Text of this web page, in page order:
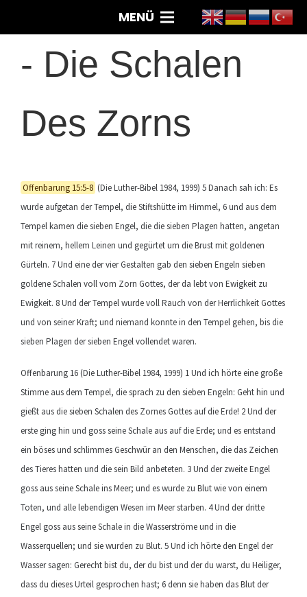
MENÜ
- Die Schalen
Des Zorns
Offenbarung 15:5-8 (Die Luther-Bibel 1984, 1999) 5 Danach sah ich: Es
wurde aufgetan der Tempel, die Stiftshütte im Himmel, 6 und aus dem
Tempel kamen die sieben Engel, die die sieben Plagen hatten, angetan
mit reinem, hellem Leinen und gegürtet um die Brust mit goldenen
Gürteln. 7 Und eine der vier Gestalten gab den sieben Engeln sieben
goldene Schalen voll vom Zorn Gottes, der da lebt von Ewigkeit zu
Ewigkeit. 8 Und der Tempel wurde voll Rauch von der Herrlichkeit Gottes
und von seiner Kraft; und niemand konnte in den Tempel gehen, bis die
sieben Plagen der sieben Engel vollendet waren.
Offenbarung 16 (Die Luther-Bibel 1984, 1999) 1 Und ich hörte eine große
Stimme aus dem Tempel, die sprach zu den sieben Engeln: Geht hin und
gießt aus die sieben Schalen des Zornes Gottes auf die Erde! 2 Und der
erste ging hin und goss seine Schale aus auf die Erde; und es entstand
ein böses und schlimmes Geschwür an den Menschen, die das Zeichen
des Tieres hatten und die sein Bild anbeteten. 3 Und der zweite Engel
goss aus seine Schale ins Meer; und es wurde zu Blut wie von einem
Toten, und alle lebendigen Wesen im Meer starben. 4 Und der dritte
Engel goss aus seine Schale in die Wasserströme und in die
Wasserquellen; und sie wurden zu Blut. 5 Und ich hörte den Engel der
Wasser sagen: Gerecht bist du, der du bist und der du warst, du Heiliger,
dass du dieses Urteil gesprochen hast; 6 denn sie haben das Blut der